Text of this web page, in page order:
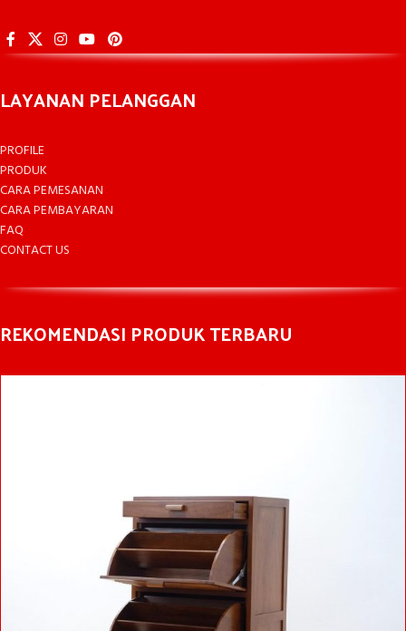
LAYANAN PELANGGAN
PROFILE
PRODUK
CARA PEMESANAN
CARA PEMBAYARAN
FAQ
CONTACT US
REKOMENDASI PRODUK TERBARU